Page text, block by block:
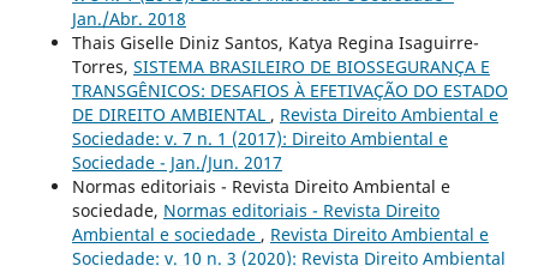
Jan./Abr. 2018
Thais Giselle Diniz Santos, Katya Regina Isaguirre-
Torres, SISTEMA BRASILEIRO DE BIOSSEGURANÇA E
TRANSGÊNICOS: DESAFIOS À EFETIVAÇÃO DO ESTADO
DE DIREITO AMBIENTAL , Revista Direito Ambiental e
Sociedade: v. 7 n. 1 (2017): Direito Ambiental e
Sociedade - Jan./Jun. 2017
Normas editoriais - Revista Direito Ambiental e
sociedade, Normas editoriais - Revista Direito
Ambiental e sociedade , Revista Direito Ambiental e
Sociedade: v. 10 n. 3 (2020): Revista Direito Ambiental